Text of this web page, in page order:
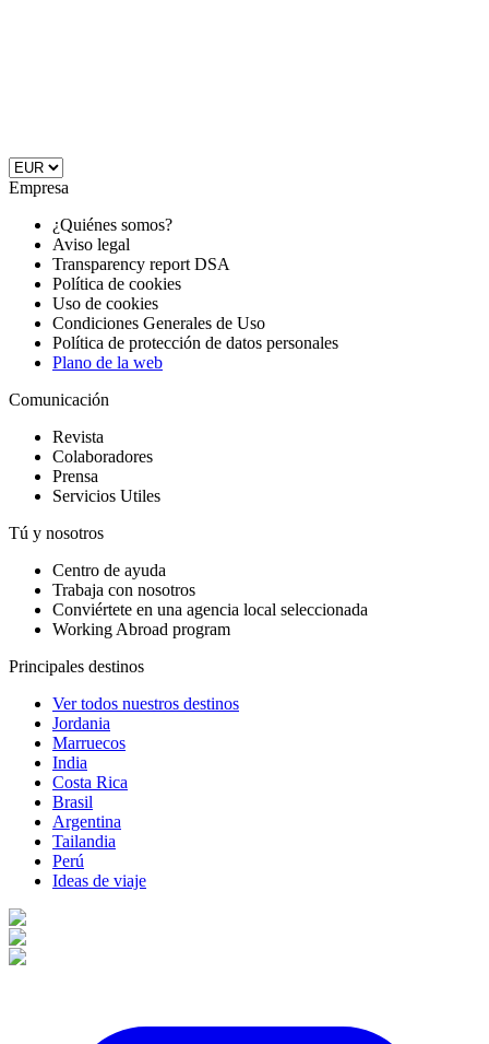
Empresa
¿Quiénes somos?
Aviso legal
Transparency report DSA
Política de cookies
Uso de cookies
Condiciones Generales de Uso
Política de protección de datos personales
Plano de la web
Comunicación
Revista
Colaboradores
Prensa
Servicios Utiles
Tú y nosotros
Centro de ayuda
Trabaja con nosotros
Conviértete en una agencia local seleccionada
Working Abroad program
Principales destinos
Ver todos nuestros destinos
Jordania
Marruecos
India
Costa Rica
Brasil
Argentina
Tailandia
Perú
Ideas de viaje